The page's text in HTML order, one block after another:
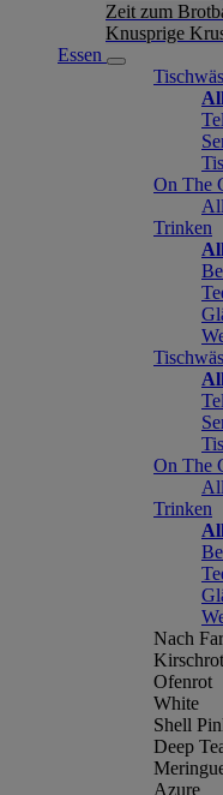
Zeit zum
Knusprige
Essen
On The
Trinken
On The
Trinken
Nach
Kirschrot
Ofenrot
White
Shell
Deep
Azure